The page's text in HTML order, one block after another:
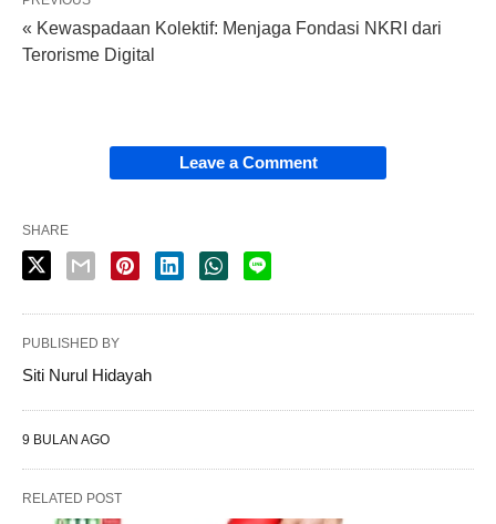
« Kewaspadaan Kolektif: Menjaga Fondasi NKRI dari
Terorisme Digital
Leave a Comment
SHARE
PUBLISHED BY
Siti Nurul Hidayah
9 BULAN AGO
RELATED POST